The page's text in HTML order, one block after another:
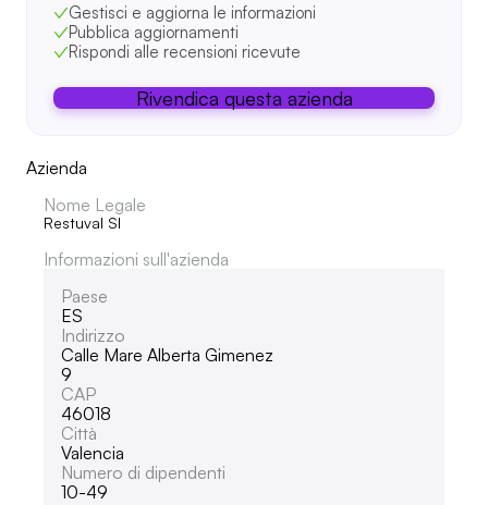
Gestisci e aggiorna le informazioni
Pubblica aggiornamenti
Rispondi alle recensioni ricevute
Rivendica questa azienda
Azienda
Nome Legale
Restuval Sl
Informazioni sull'azienda
Paese
ES
Indirizzo
Calle Mare Alberta Gimenez
9
CAP
46018
Città
Valencia
Numero di dipendenti
10-49